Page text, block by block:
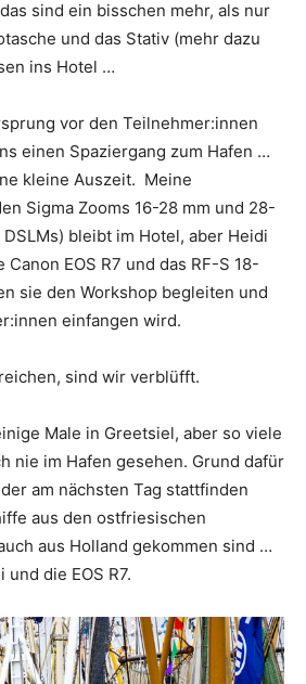
sind ein bisschen mehr, als nur
und das Stativ (mehr dazu
ins Hotel …
vor den Teilnehmer:innen
einen Spaziergang zum Hafen …
kleine Auszeit. Meine
Sigma Zooms 16-28 mm und 28-
bleibt im Hotel, aber Heidi
EOS R7 und das RF-S 18-
sie den Workshop begleiten und
einfangen wird.
sind wir verblüfft.
Male in Greetsiel, aber so viele
nie im Hafen gesehen. Grund dafür
am nächsten Tag stattfinden
aus den ostfriesischen
aus Holland gekommen sind …
die EOS R7.